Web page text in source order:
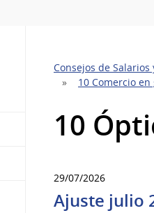
Consejos de
10 Comercio en
10
29/07/2026
Ajuste julio